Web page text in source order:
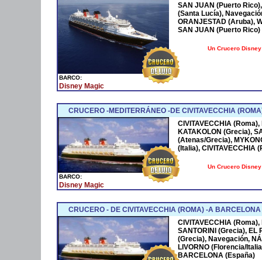
BARCO:
Disney Magic
SAN JUAN (Puerto
(Santa Lucía),
ORANJESTAD (Aruba),
SAN JUAN (Puerto Rico)
Un Crucero
CRUCERO -MEDITERRÁNEO -DE CIVITAVECCHIA
BARCO:
Disney Magic
CIVITAVECCHIA
KATAKOLON (Grecia),
(Atenas/Grecia),
(Italia), CIVITAVECCHIA
Un Crucero
CRUCERO - DE CIVITAVECCHIA (ROMA) -A
CIVITAVECCHIA
SANTORINI (Grecia), EL
(Grecia), Navegación,
LIVORNO (Florencia/
BARCELONA (España)